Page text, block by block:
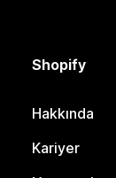
Shopify
Hakkında
Kariyer